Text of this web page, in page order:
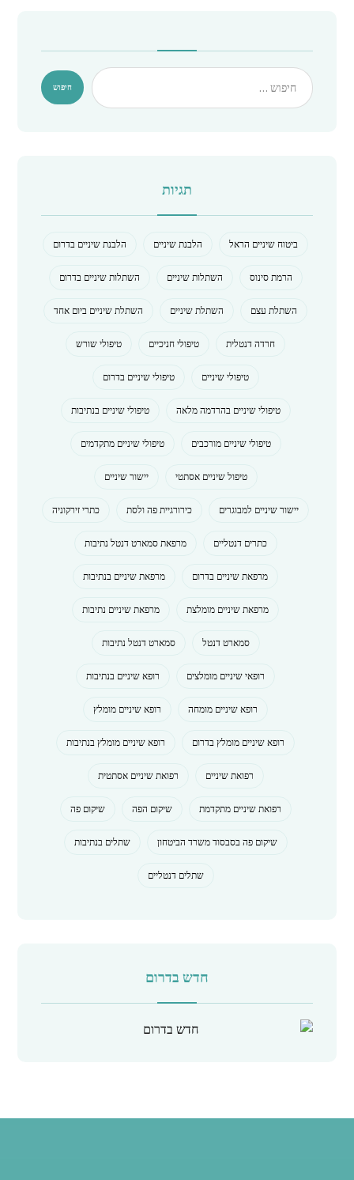
תגיות
ביטוח שיניים הראל הלבנת שיניים
הלבנת שיניים בדרום
הרמת סינוס
השתלות שיניים
השתלות שיניים בדרום
השתלת עצם
השתלת שיניים
השתלת שיניים ביום אחד
חרדה דנטלית
טיפולי חניכיים
טיפולי שורש
טיפולי שיניים
טיפולי שיניים בדרום
טיפולי שיניים בהרדמה מלאה
טיפולי שיניים בנתיבות
טיפולי שיניים מורכבים
טיפולי שיניים מתקדמים
טיפול שיניים אסתטי
יישור שיניים
יישור שיניים למבוגרים
כירורגיית פה ולסת
כתרי זירקוניה
כתרים דנטליים
מרפאת סמארט דנטל נתיבות
מרפאת שיניים בדרום
מרפאת שיניים בנתיבות
מרפאת שיניים מומלצת
מרפאת שיניים נתיבות
סמארט דנטל
סמארט דנטל נתיבות
רופאי שיניים מומלצים
רופא שיניים בנתיבות
רופא שיניים מומחה
רופא שיניים מומלץ
רופא שיניים מומלץ בדרום
רופא שיניים מומלץ בנתיבות
רפואת שיניים
רפואת שיניים אסתטית
רפואת שיניים מתקדמת
שיקום הפה
שיקום פה
שיקום פה בסבסוד משרד הביטחון
שתלים בנתיבות
שתלים דנטליים
חדש בדרום